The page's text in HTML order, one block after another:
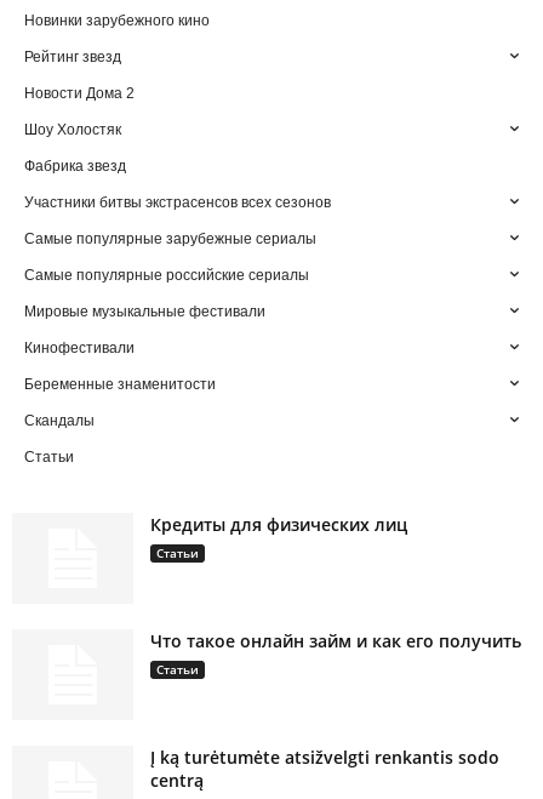
Новинки зарубежного кино
Рейтинг звезд
Новости Дома 2
Шоу Холостяк
Фабрика звезд
Участники битвы экстрасенсов всех сезонов
Самые популярные зарубежные сериалы
Самые популярные российские сериалы
Мировые музыкальные фестивали
Кинофестивали
Беременные знаменитости
Скандалы
Статьи
Кредиты для физических лиц
Статьи
Что такое онлайн займ и как его получить
Статьи
Į ką turėtumėte atsižvelgti renkantis sodo
centrą